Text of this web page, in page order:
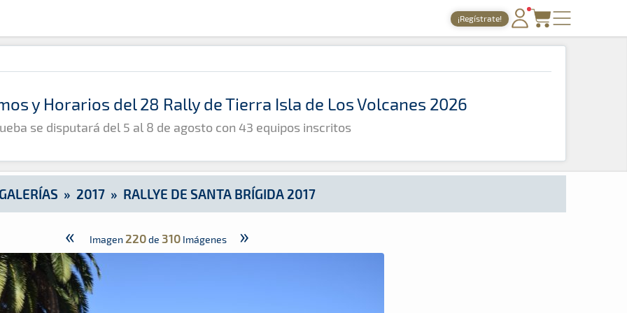
¡Regístrate!
PORTADA
TIEMPOS ONLINE
GALERÍAS
ARCHIVO
y Horarios del 28 Rally de Tierra Isla de Los Volcanes 2026
se disputará del 5 al 8 de agosto con 43 equipos inscritos
GALERÍAS » 2017» RALLYE DE SANTA BRÍGIDA 2017
« Imagen 220de 310Imágenes »